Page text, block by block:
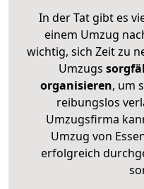
In der Tat gibt es
einem Umzug
wichtig, sich Zeit zu
Umzugs
organisieren, um
reibungslos
Umzugsfirma
Umzug von
erfolgreich